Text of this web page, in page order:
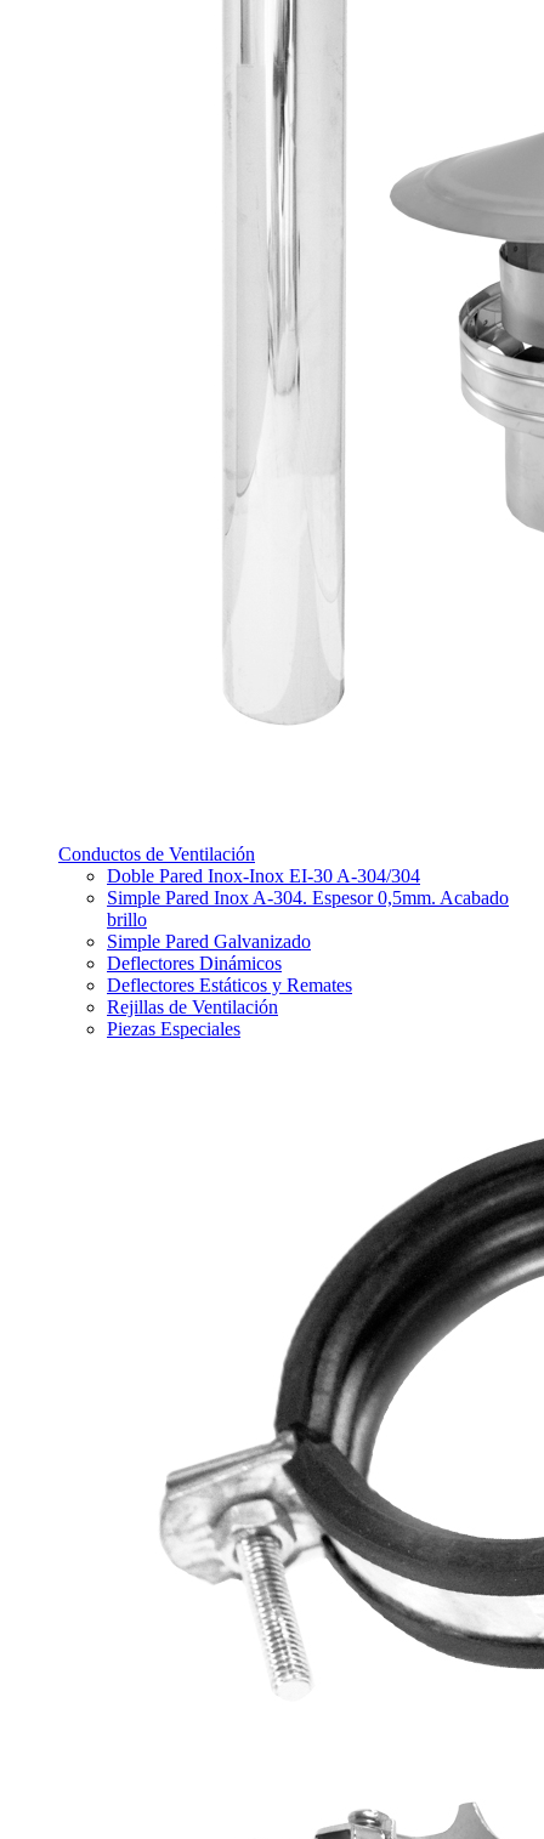
Conductos de Ventilación
Doble Pared Inox-Inox EI-30 A-304/304
Simple Pared Inox A-304. Espesor 0,5mm. Acabado
brillo
Simple Pared Galvanizado
Deflectores Dinámicos
Deflectores Estáticos y Remates
Rejillas de Ventilación
Piezas Especiales